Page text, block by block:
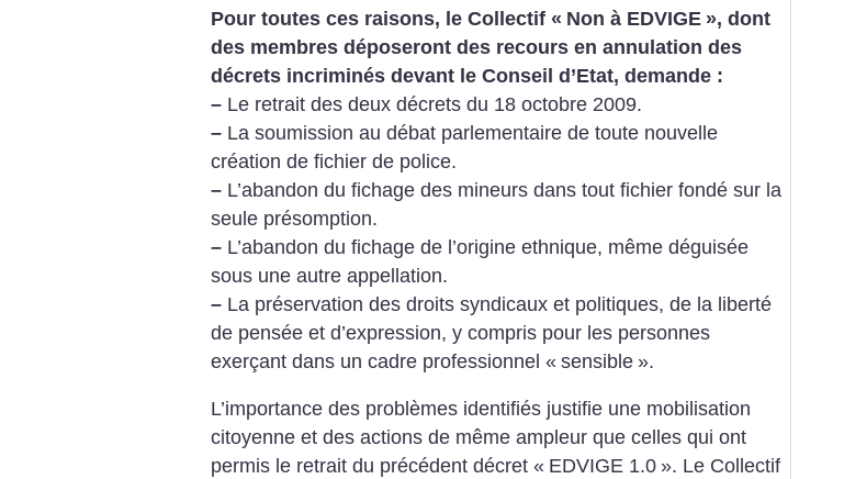
Pour toutes ces raisons, le Collectif « Non à EDVIGE », dont
des membres déposeront des recours en annulation des
décrets incriminés devant le Conseil d’Etat, demande :
– Le retrait des deux décrets du 18 octobre 2009.
– La soumission au débat parlementaire de toute nouvelle
création de fichier de police.
– L’abandon du fichage des mineurs dans tout fichier fondé sur la
seule présomption.
– L’abandon du fichage de l’origine ethnique, même déguisée
sous une autre appellation.
– La préservation des droits syndicaux et politiques, de la liberté
de pensée et d’expression, y compris pour les personnes
exerçant dans un cadre professionnel « sensible ».
L’importance des problèmes identifiés justifie une mobilisation
citoyenne et des actions de même ampleur que celles qui ont
permis le retrait du précédent décret « EDVIGE 1.0 ». Le Collectif